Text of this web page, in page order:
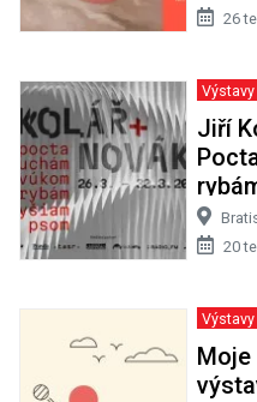
26
Výstavy
Jiří
20
Výstavy